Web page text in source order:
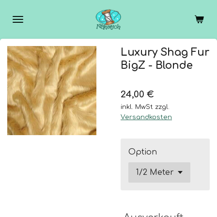
Hauptinhalt
Luxury Shag Fur
BigZ - Blonde
24,00 €
inkl. MwSt zzgl.
Versandkosten
Option